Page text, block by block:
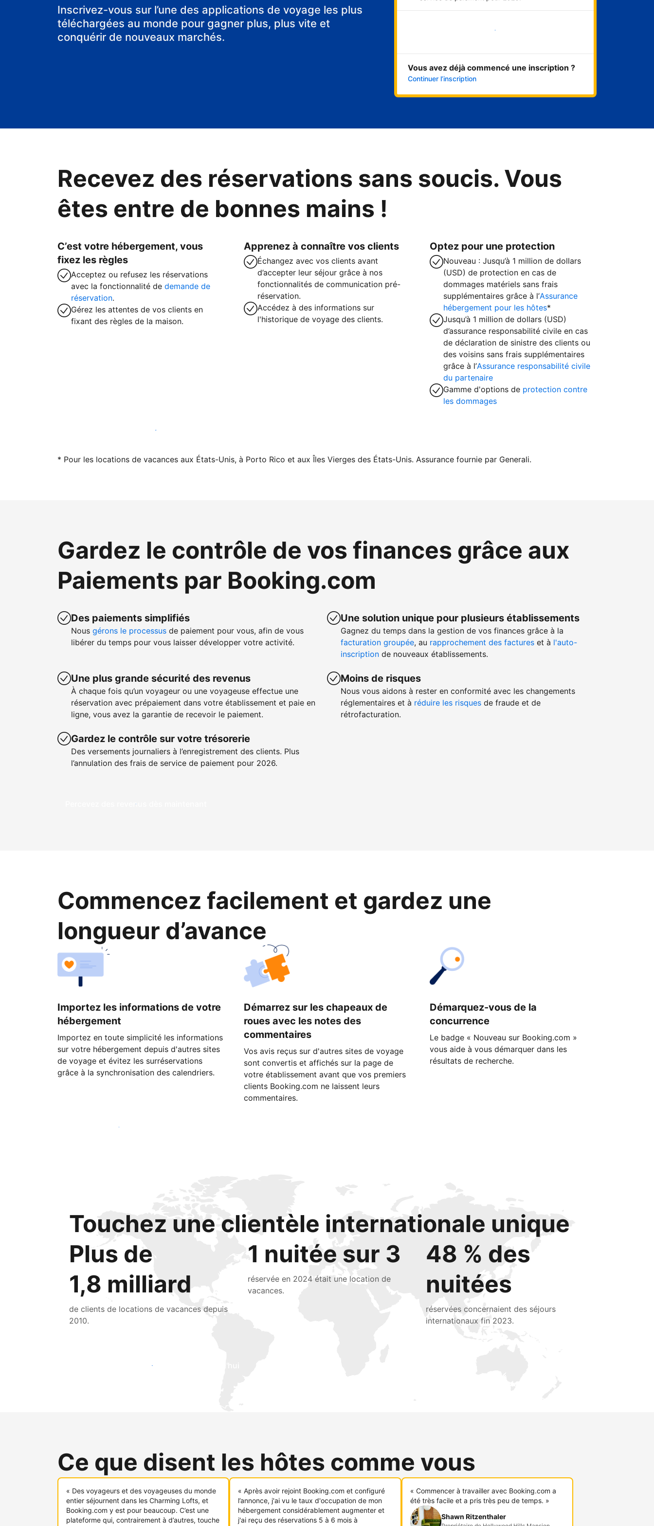
chambre d'hôtes
Inscrivez-vous sur l’une des applications de voyage les plus
téléchargées au monde pour gagner plus, plus vite et
conquérir de nouveaux marchés.
Démarrer maintenant
Vous avez déjà commencé une inscription ?
Continuer l’inscription
Recevez des réservations sans soucis. Vous
êtes entre de bonnes mains !
C’est votre hébergement, vous
fixez les règles
Acceptez ou refusez les réservations
avec la fonctionnalité de demande de
réservation.
Gérez les attentes de vos clients en
fixant des règles de la maison.
Apprenez à connaître vos clients
Échangez avec vos clients avant
d’accepter leur séjour grâce à nos
fonctionnalités de communication pré-
réservation.
Accédez à des informations sur
l'historique de voyage des clients.
Optez pour une protection
Nouveau : Jusqu’à 1 million de dollars
(USD) de protection en cas de
dommages matériels sans frais
supplémentaires grâce à l’Assurance
hébergement pour les hôtes*
Jusqu’à 1 million de dollars (USD)
d’assurance responsabilité civile en cas
de déclaration de sinistre des clients ou
des voisins sans frais supplémentaires
grâce à l’Assurance responsabilité civile
du partenaire
Gamme d'options de protection contre
les dommages
Accueillez des clients avec nous dès maintenant
* Pour les locations de vacances aux États-Unis, à Porto Rico et aux Îles Vierges des États-Unis. Assurance fournie par Generali.
Gardez le contrôle de vos finances grâce aux
Paiements par Booking.com
Des paiements simplifiés
Nous gérons le processus de paiement pour vous, afin de vous
libérer du temps pour vous laisser développer votre activité.
Une plus grande sécurité des revenus
À chaque fois qu’un voyageur ou une voyageuse effectue une
réservation avec prépaiement dans votre établissement et paie en
ligne, vous avez la garantie de recevoir le paiement.
Gardez le contrôle sur votre trésorerie
Des versements journaliers à l’enregistrement des clients. Plus
l’annulation des frais de service de paiement pour 2026.
Une solution unique pour plusieurs établissements
Gagnez du temps dans la gestion de vos finances grâce à la
facturation groupée, au rapprochement des factures et à l'auto-
inscription de nouveaux établissements.
Moins de risques
Nous vous aidons à rester en conformité avec les changements
réglementaires et à réduire les risques de fraude et de
rétrofacturation.
Percevez des revenus dès maintenant
Commencez facilement et gardez une
longueur d’avance
Importez les informations de votre
hébergement
Importez en toute simplicité les informations
sur votre hébergement depuis d'autres sites
de voyage et évitez les surréservations
grâce à la synchronisation des calendriers.
Démarrez sur les chapeaux de
roues avec les notes des
commentaires
Vos avis reçus sur d'autres sites de voyage
sont convertis et affichés sur la page de
votre établissement avant que vos premiers
clients Booking.com ne laissent leurs
commentaires.
Démarquez-vous de la
concurrence
Le badge « Nouveau sur Booking.com »
vous aide à vous démarquer dans les
résultats de recherche.
Lancez-vous dès aujourd'hui
Touchez une clientèle internationale unique
Plus de
1,8 milliard
de clients de locations de vacances depuis
2010.
1 nuitée sur 3
réservée en 2024 était une location de
vacances.
48 % des
nuitées
réservées concernaient des séjours
internationaux fin 2023.
Touchez une nouvelle clientèle dès aujourd'hui
Ce que disent les hôtes comme vous
« Des voyageurs et des voyageuses du monde
entier séjournent dans les Charming Lofts, et
Booking.com y est pour beaucoup. C’est une
plateforme qui, contrairement à d’autres, touche
« Après avoir rejoint Booking.com et configuré
l’annonce, j'ai vu le taux d'occupation de mon
hébergement considérablement augmenter et
j'ai reçu des réservations 5 à 6 mois à
« Commencer à travailler avec Booking.com a
été très facile et a pris très peu de temps. »
Shawn Ritzenthaler